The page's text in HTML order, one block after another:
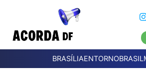
BRASÍLIAENTORNOBRASIL